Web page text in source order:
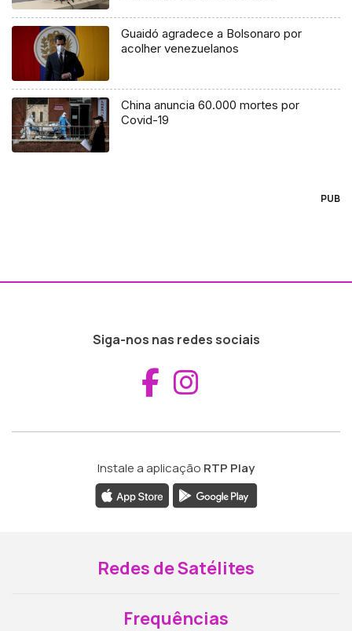
Guaidó agradece a Bolsonaro por
acolher venezuelanos
China anuncia 60.000 mortes por
Covid-19
PUB
Siga-nos nas redes sociais
Aceder ao
Instale a aplicação RTP Play
Redes de Satélites
Frequências